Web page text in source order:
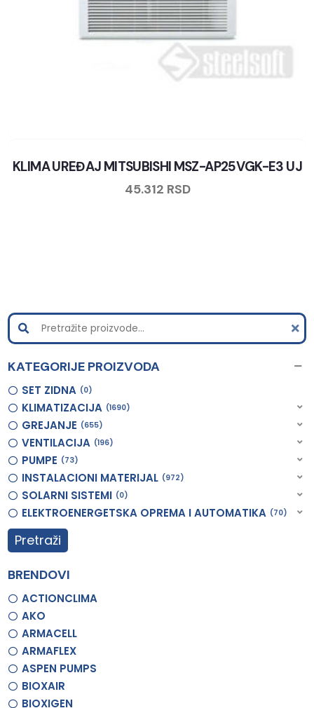
KLIMA UREĐAJ MITSUBISHI MSZ-AP25VGK-E3 UJ
45.312 RSD
KATEGORIJE PROIZVODA
SET ZIDNA 0
KLIMATIZACIJA 1690
GREJANJE 655
VENTILACIJA 196
PUMPE 73
INSTALACIONI MATERIJAL 972
SOLARNI SISTEMI 0
ELEKTROENERGETSKA OPREMA I AUTOMATIKA 70
Pretraži
BRENDOVI
ACTIONCLIMA
AKO
ARMACELL
ARMAFLEX
ASPEN PUMPS
BIOXAIR
BIOXIGEN